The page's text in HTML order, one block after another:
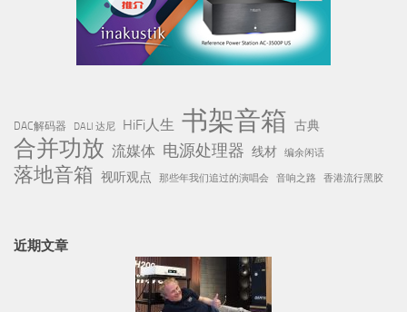
DAC解码器 DALI 达尼 HiFi人生 书架音箱 古典
合并功放 流媒体 电源处理器 线材 编余闲话
落地音箱 视听观点 那些年我们追过的演唱会 音响之路 香港流行黑胶
近期文章